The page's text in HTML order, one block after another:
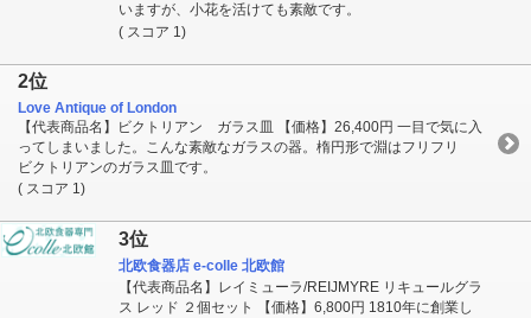
いますが、小花を活けても素敵です。
( スコア 1)
2位
Love Antique of London
【代表商品名】ビクトリアン ガラス皿 【価格】26,400円 一目で気に入
ってしまいました。こんな素敵なガラスの器。楕円形で淵はフリフリ
ビクトリアンのガラス皿です。
( スコア 1)
3位
北欧食器店 e-colle 北欧館
【代表商品名】レイミューラ/REIJMYRE リキュールグラ
ス レッド ２個セット 【価格】6,800円 1810年に創業し